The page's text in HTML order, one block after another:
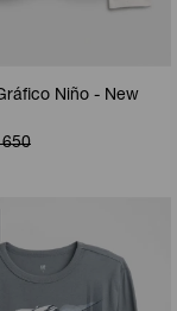
Niño - New
650